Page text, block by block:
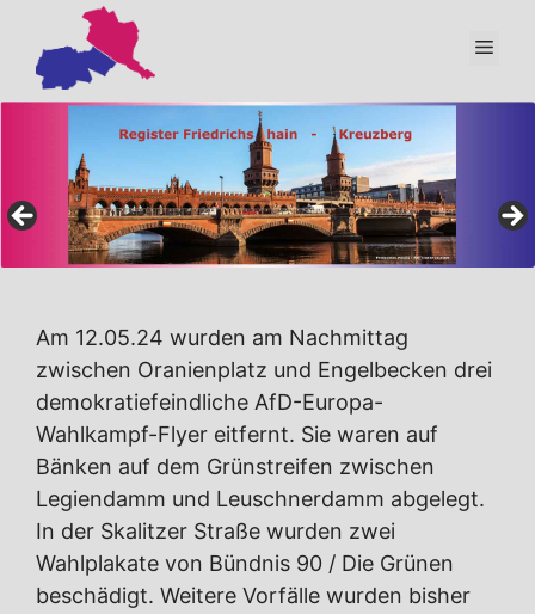
Inhalt
springen
Am 12.05.24 wurden am Nachmittag
zwischen Oranienplatz und Engelbecken drei
demokratiefeindliche AfD-Europa-
Wahlkampf-Flyer eitfernt. Sie waren auf
Bänken auf dem Grünstreifen zwischen
Legiendamm und Leuschnerdamm abgelegt.
In der Skalitzer Straße wurden zwei
Wahlplakate von Bündnis 90 / Die Grünen
beschädigt. Weitere Vorfälle wurden bisher